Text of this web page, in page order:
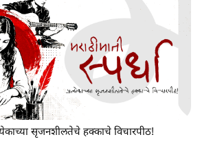
सृजनशीलतेचे हक्काचे विचारपीठ!